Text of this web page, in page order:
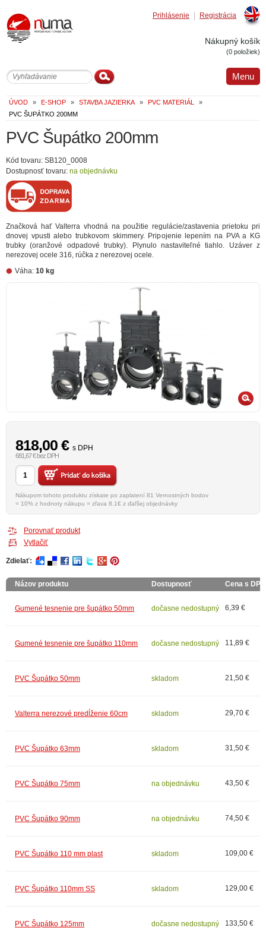
Registrácia
Prihlásenie
Nákupný košík
(0 položiek)
Menu
ÚVOD » E-SHOP » STAVBA JAZIERKA » PVC MATERIÁL
»
PVC ŠUPÁTKO 200MM
PVC Šupátko 200mm
Kód tovaru: SB120_0008
Dostupnosť tovaru: na objednávku
Značková hať Valterra vhodná na použitie regulácie/zastavenia prietoku pri
dnovej vpusti alebo trubkovom skimmery. Pripojenie lepením na PVA a KG
trubky (oranžové odpadové trubky). Plynulo nastaviteľné tiahlo. Uzáver z
nerezovej ocele 316, rúčka z nerezovej ocele.
Váha: 10 kg
818,00 € s DPH
681,67 € bez DPH
Nákupom tohoto produktu získate po zaplatení 81 Vernostných bodov
= 10% z hodnoty nákupu = zľava 8.1€ z ďaľšej objednávky
Porovnať produkt
Vytlačiť
Zdielať:
Názov produktu Dostupnosť Cena s DPH
Gumené tesnenie pre šupátko 50mm dočasne nedostupný 6,39 €
Gumené tesnenie pre šupátko 110mm dočasne nedostupný 11,89 €
PVC Šupátko 50mm skladom 21,50 €
Valterra nerezové predĺženie 60cm skladom 29,70 €
PVC Šupátko 63mm skladom 31,50 €
PVC Šupátko 75mm na objednávku 43,50 €
PVC Šupátko 90mm na objednávku 74,50 €
PVC Šupátko 110 mm plast skladom 109,00 €
PVC Šupátko 110mm SS skladom 129,00 €
PVC Šupátko 125mm dočasne nedostupný 133,50 €